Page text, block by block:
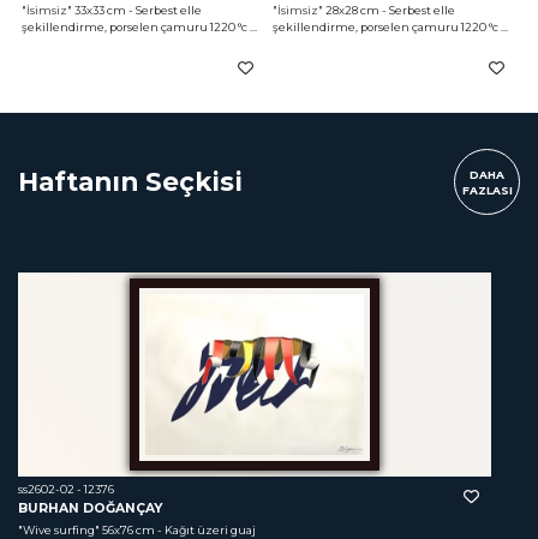
"İsimsiz" 33x33 cm - Serbest elle
şekillendirme, porselen çamuru 1220 °c
"İsimsiz" 28x28 cm - Serbest elle
şekillendirme, porselen çamuru 1220 °c
Haftanın Seçkisi
DAHA
FAZLASI
ss2602-02 - 12376
BURHAN DOĞANÇAY
"Wive surfing" 56x76 cm - Kağıt üzeri guaj